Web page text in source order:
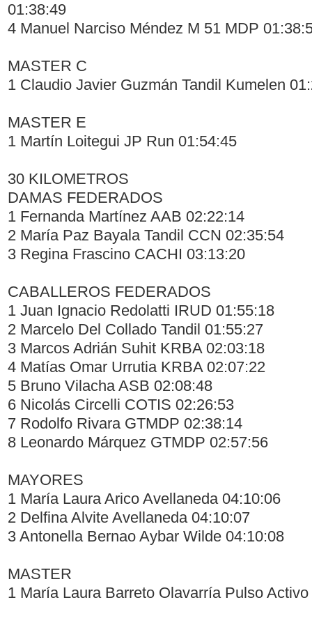
01:38:49
4 Manuel Narciso Méndez M 51 MDP
MASTER C
1 Claudio Javier Guzmán Tandil Kumelen
MASTER E
1 Martín Loitegui JP Run 01:54:45
30 KILOMETROS
DAMAS FEDERADOS
1 Fernanda Martínez AAB 02:22:14
2 María Paz Bayala Tandil CCN 02:35:54
3 Regina Frascino CACHI 03:13:20
CABALLEROS FEDERADOS
1 Juan Ignacio Redolatti IRUD 01:55:18
2 Marcelo Del Collado Tandil 01:55:27
3 Marcos Adrián Suhit KRBA 02:03:18
4 Matías Omar Urrutia KRBA 02:07:22
5 Bruno Vilacha ASB 02:08:48
6 Nicolás Circelli COTIS 02:26:53
7 Rodolfo Rivara GTMDP 02:38:14
8 Leonardo Márquez GTMDP 02:57:56
MAYORES
1 María Laura Arico Avellaneda 04:10:06
2 Delfina Alvite Avellaneda 04:10:07
3 Antonella Bernao Aybar Wilde 04:10:08
MASTER
1 María Laura Barreto Olavarría Pulso